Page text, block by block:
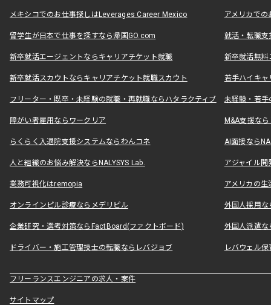
メキシコでのお仕事探しはLeverages Career Mexico アメリカで
留学生が日本で仕事を探すなら帰国GO.com 就活・転職
新卒就活エージェントならキャリアチケット就職 新卒就活無料
新卒就活スカウトならキャリアチケット就職スカウト 若手ハイキ
フリーター・既卒・未経験の就職・再就職ならハタラクティブ 未経験・若手
障がい者雇用ならワークリア M&A支援な
らくらく入退院支援システムならわんコネ AI面接なら
人と組織のお悩み解決ならNALYSYS Lab. アジャイル
業務可視化はremopia アメリカの
オンラインピル診療ならメデリピル 外国人採用
企業研究・選考対策ならFactBoard(ファクトボード) 外国人派遣な
ドライバー・施工管理技士の転職ならレバジョブ レバウェル
フリーランスエンジニアの求人・案件
サイトマップ